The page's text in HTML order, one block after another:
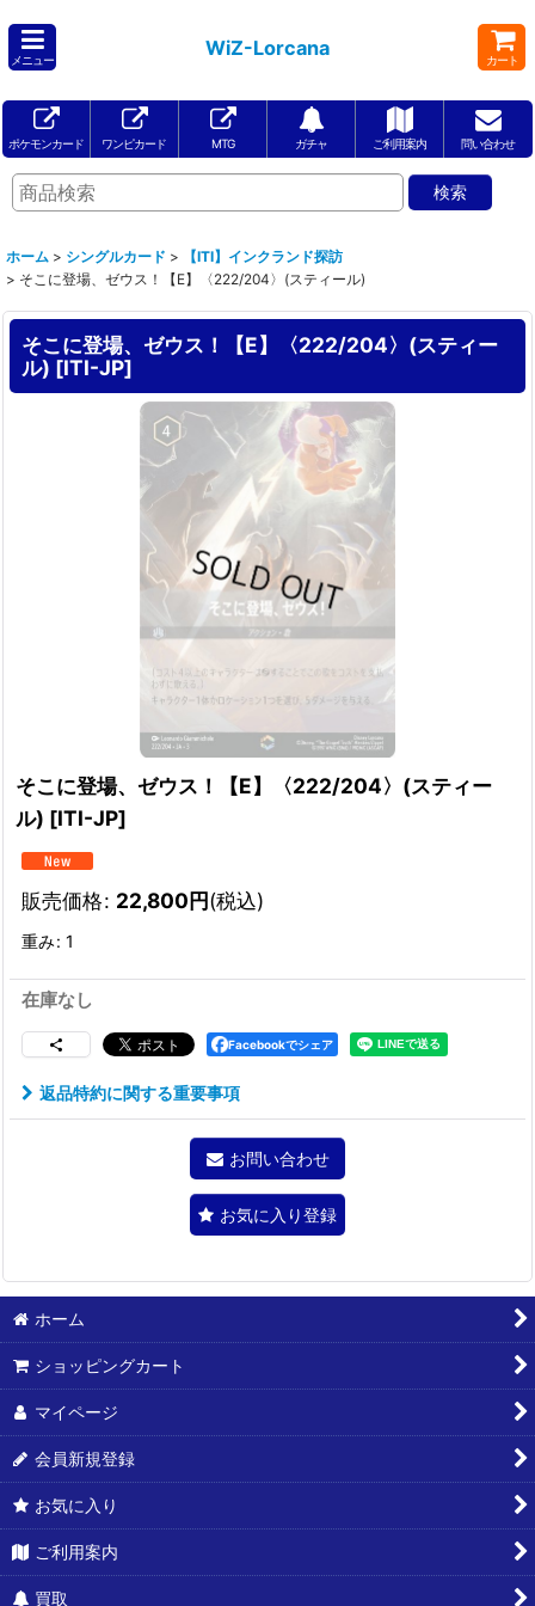
メニュー
WiZ-Lorcana
カート
ポケモンカード ワンピカード MTG ガチャ ご利用案内 問い合わせ
ホーム > シングルカード >
【ITI】インクランド探訪
> そこに登場、ゼウス！【E】〈222/204〉(スティール)
そこに登場、ゼウス！【E】〈222/204〉(スティー
ル) [ITI-JP]
そこに登場、ゼウス！【E】〈222/204〉(スティー
ル) [ITI-JP]
販売価格: 22,800円(税込)
重み: 1
在庫なし
Facebookでシェア
返品特約に関する重要事項
お問い合わせ
お気に入り登録
ホーム
ショッピングカート
マイページ
会員新規登録
お気に入り
ご利用案内
買取